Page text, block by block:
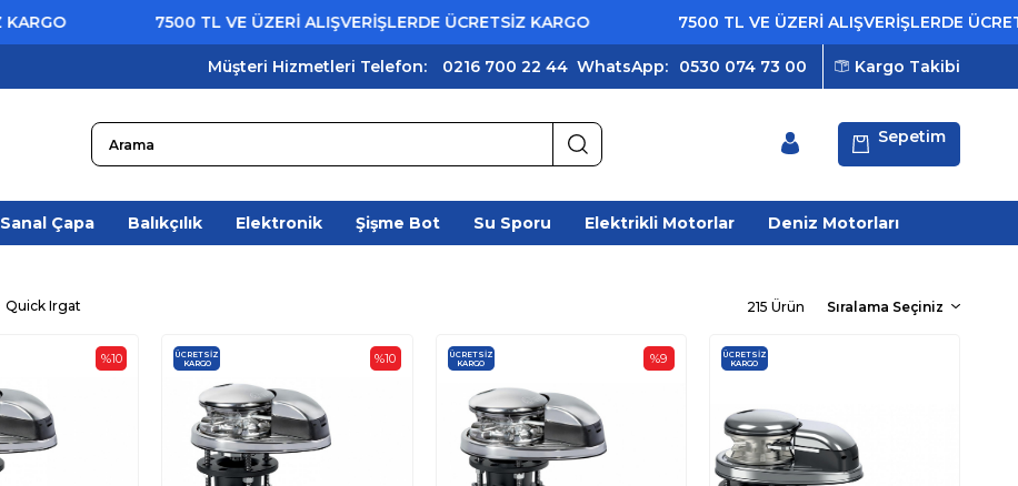
7500 TL VE ÜZERİ ALIŞVERİŞLERDE ÜCRETSİZ KARGO 7500 TL VE ÜZERİ ALIŞVERİŞLERDE ÜCRETSİZ
Kargo Takibi
Müşteri Hizmetleri Telefon: 0216 700 22 44WhatsApp: 0530 074 73 00
Sepetim
Sanal Çapa Balıkçılık Elektronik Şişme Bot Su Sporu Elektrikli Motorlar Deniz Motorları
Quick Irgat 215 Ürün
%10 %10
ÜCRETSIZ
KARGO
%9
ÜCRETSIZ
KARGO
ÜCRETSIZ
KARGO